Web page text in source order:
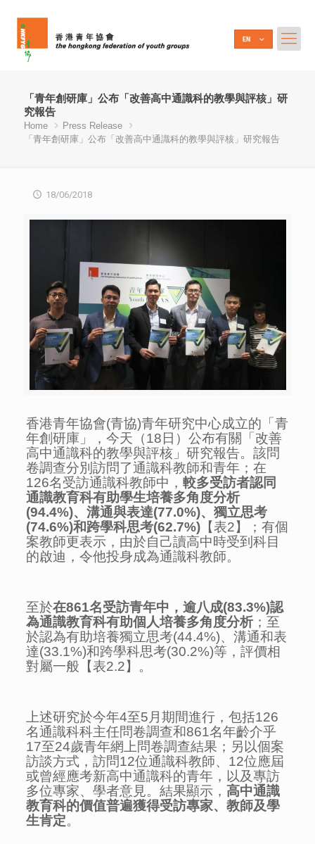
「青年創研庫」公布「改善高中通識科的教學與評核」研
究報告
Home
Press Release
「青年創研庫」公布「改善高中通識科的教學與評核」研究報告
18/06/2018
香港青年協會(青協)青年研究中心成立的「青
年創研庫」，今天（18日）公布有關「改善
高中通識科的教學與評核」研究報告。該問
卷調查分別訪問了通識科教師和青年；在
126名受訪通識科教師中，較多受訪者認同
通識教育科有助學生培養多角度分析
(94.4%)、溝通與表達(77.0%)、獨立思考
(74.6%)和跨學科思考(62.7%) 【表2】；有個
案教師更表示，由於自己讀高中時受到科目
的啟迪，令他投身成為通識科教師。
至於在861名受訪青年中，逾八成(83.3%)認
為通識教育科有助個人培養多角度分析 ；至
於認為有助培養獨立思考(44.4%)、溝通和表
達(33.1%)和跨學科思考(30.2%)等，評價相
對屬一般【表2.2】。
上述研究於今年4至5月期間進行，包括126
名通識科科主任問卷調查和861名年齡介乎
17至24歲青年網上問卷調查結果；另以個案
訪談方式，訪問12位通識科教師、12位應屆
或曾經應考新高中通識科的青年，以及專訪
多位專家、學者意見。結果顯示，高中通識
教育科的價值普遍獲得受訪專家、教師及學
生肯定。